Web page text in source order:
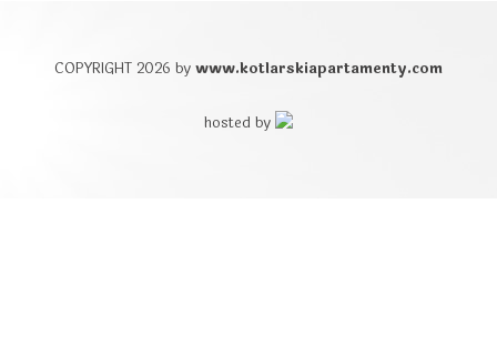
COPYRIGHT 2026 by www.kotlarskiapartamenty.com
hosted by